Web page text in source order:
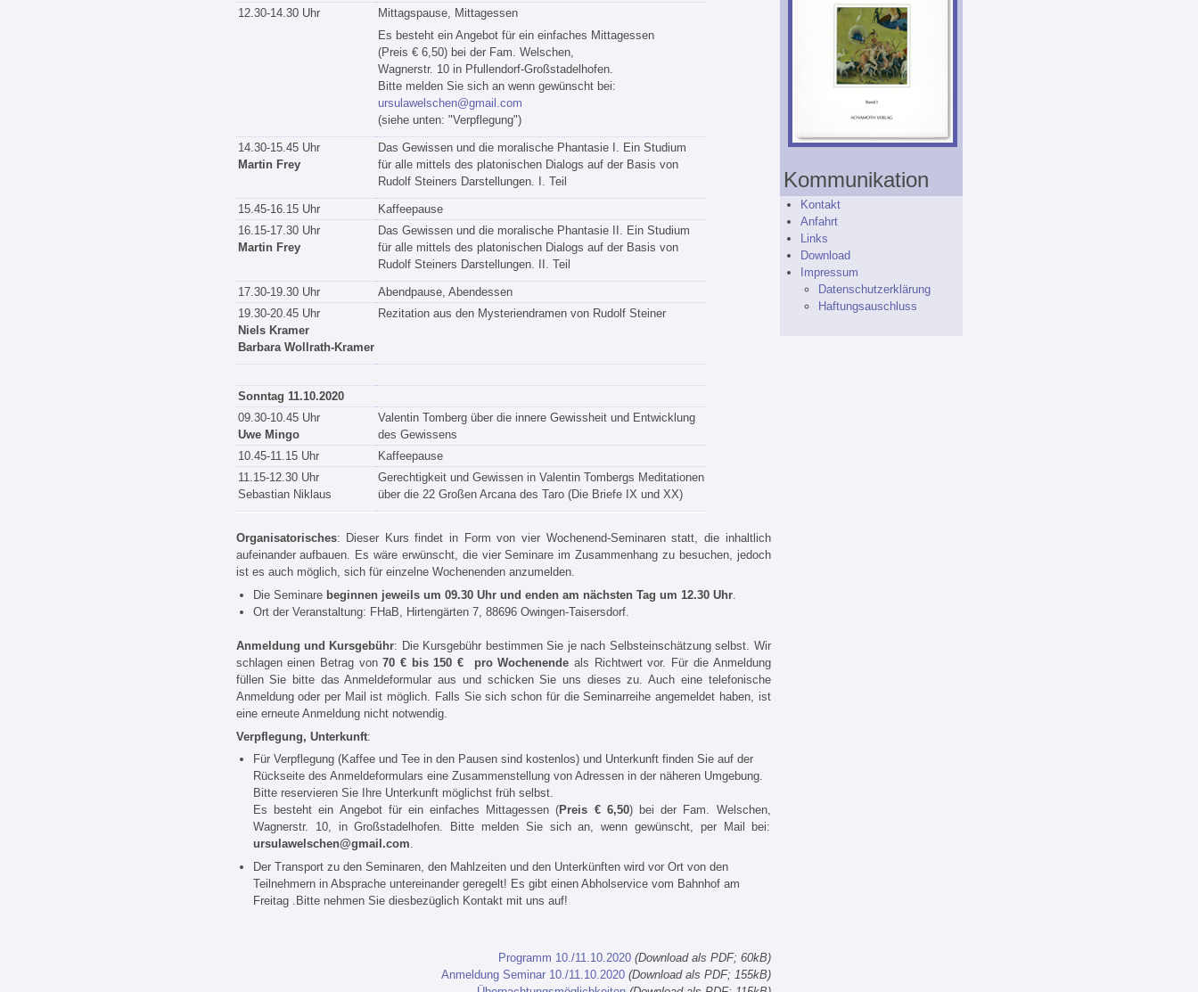
12.30-14.30 Uhr
Mittagspause, Mittagessen
Es besteht ein Angebot für ein einfaches Mittagessen
(Preis € 6,50) bei der Fam. Welschen,
Wagnerstr. 10 in Pfullendorf-Großstadelhofen.
Bitte melden Sie sich an wenn gewünscht bei:
ursulawelschen@gmail.com
(siehe unten: "Verpflegung")
14.30-15.45 Uhr
Martin Frey
Das Gewissen und die moralische Phantasie I. Ein Studium
für alle mittels des platonischen Dialogs auf der Basis von
Rudolf Steiners Darstellungen. I. Teil
15.45-16.15 Uhr
Kaffeepause
16.15-17.30 Uhr
Martin Frey
Das Gewissen und die moralische Phantasie II. Ein Studium
für alle mittels des platonischen Dialogs auf der Basis von
Rudolf Steiners Darstellungen. II. Teil
17.30-19.30 Uhr
Abendpause, Abendessen
19.30-20.45 Uhr
Niels Kramer
Barbara Wollrath-Kramer
Rezitation aus den Mysteriendramen von Rudolf Steiner
Sonntag 11.10.2020
09.30-10.45 Uhr
Uwe Mingo
Valentin Tomberg über die innere Gewissheit und Entwicklung
des Gewissens
10.45-11.15 Uhr
Kaffeepause
11.15-12.30 Uhr
Sebastian Niklaus
Gerechtigkeit und Gewissen in Valentin Tombergs Meditationen
über die 22 Großen Arcana des Taro (Die Briefe IX und XX)
Organisatorisches: Dieser Kurs findet in Form von vier Wochenend-Seminaren statt, die inhaltlich
aufeinander aufbauen. Es wäre erwünscht, die vier Seminare im Zusammenhang zu besuchen, jedoch
ist es auch möglich, sich für einzelne Wochenenden anzumelden.
Die Seminare beginnen jeweils um 09.30 Uhr und enden am nächsten Tag um 12.30 Uhr
Ort der Veranstaltung: FHaB, Hirtengärten 7, 88696 Owingen-Taisersdorf.
Anmeldung und Kursgebühr: Die Kursgebühr bestimmen Sie je nach Selbsteinschätzung selbst. Wir
schlagen einen Betrag von70 € bis 150 € pro Wochenende als Richtwert vor. Für die Anmeldung
füllen Sie bitte das Anmeldeformular aus und schicken Sie uns dieses zu. Auch eine telefonische
Anmeldung oder per Mail ist möglich. Falls Sie sich schon für die Seminarreihe angemeldet haben, ist
eine erneute Anmeldung nicht notwendig.
Verpflegung, Unterkunft:
Für Verpflegung (Kaffee und Tee in den Pausen sind kostenlos) und Unterkunft finden Sie auf der
Rückseite des Anmeldeformulars eine Zusammenstellung von Adressen in der näheren Umgebung.
Bitte reservieren Sie Ihre Unterkunft möglichst früh selbst.
Es besteht ein Angebot für ein einfaches Mittagessen (Preis € 6,50) bei der Fam. Welschen,
Wagnerstr. 10, in Großstadelhofen. Bitte melden Sie sich an, wenn gewünscht, per Mail bei:
ursulawelschen@gmail.com.
Der Transport zu den Seminaren, den Mahlzeiten und den Unterkünften wird vor Ort von den
Teilnehmern in Absprache untereinander geregelt! Es gibt einen Abholservice vom Bahnhof am
Freitag .Bitte nehmen Sie diesbezüglich Kontakt mit uns auf!
Programm 10./11.10.2020 (Download als PDF; 60kB)
Anmeldung Seminar 10./11.10.2020 (Download als PDF; 155kB)
Kommunikation
Kontakt
Anfahrt
Links
Download
Impressum
Datenschutzerklärung
Haftungsauschluss